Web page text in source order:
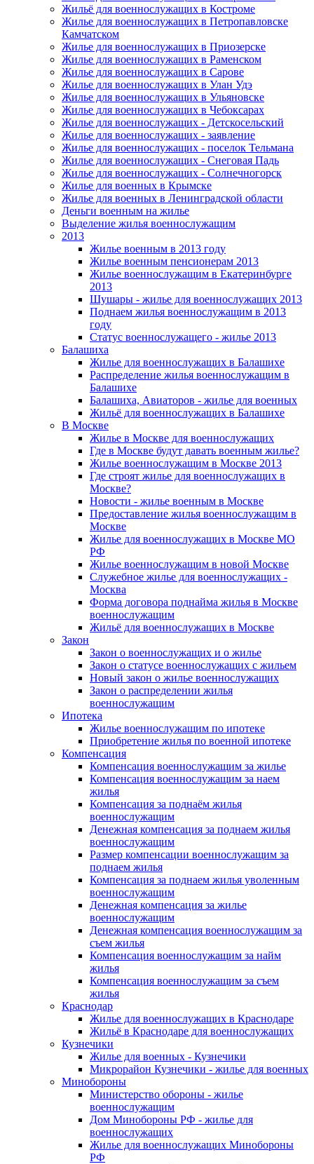
Жильё для военнослужащих в Костроме
Жилье для военнослужащих в Петропавловске
Камчатском
Жилье для военнослужащих в Приозерске
Жилье для военнослужащих в Раменском
Жилье для военнослужащих в Сарове
Жилье для военнослужащих в Улан Удэ
Жилье для военнослужащих в Ульяновске
Жилье для военнослужащих в Чебоксарах
Жилье для военнослужащих - Детскосельский
Жилье для военнослужащих - заявление
Жилье для военнослужащих - поселок Тельмана
Жилье для военнослужащих - Снеговая Падь
Жилье для военнослужащих - Солнечногорск
Жилье для военных в Крымске
Жилье для военных в Ленинградской области
Деньги военным на жилье
Выделение жилья военнослужащим
2013
Жилье военным в 2013 году
Жилье военным пенсионерам 2013
Жилье военнослужащим в Екатеринбурге
2013
Шушары - жилье для военнослужащих 2013
Поднаем жилья военнослужащим в 2013
году
Статус военнослужащего - жилье 2013
Балашиха
Жилье для военнослужащих в Балашихе
Распределение жилья военнослужащим в
Балашихе
Балашиха, Авиаторов - жилье для военных
Жильё для военнослужащих в Балашихе
В Москве
Жилье в Москве для военнослужащих
Где в Москве будут давать военным жилье?
Жилье военнослужащим в Москве 2013
Где строят жилье для военнослужащих в
Москве?
Новости - жилье военным в Москве
Предоставление жилья военнослужащим в
Москве
Жилье для военнослужащих в Москве МО
РФ
Жилье военнослужащим в новой Москве
Служебное жилье для военнослужащих -
Москва
Форма договора поднайма жилья в Москве
военнослужащим
Жильё для военнослужащих в Москве
Закон
Закон о военнослужащих и о жилье
Закон о статусе военнослужащих с жильем
Новый закон о жилье военнослужащих
Закон о распределении жилья
военнослужащим
Ипотека
Жилье военнослужащим по ипотеке
Приобретение жилья по военной ипотеке
Компенсация
Компенсация военнослужащим за жилье
Компенсация военнослужащим за наем
жилья
Компенсация за поднаём жилья
военнослужащим
Денежная компенсация за поднаем жилья
военнослужащим
Размер компенсации военнослужащим за
поднаем жилья
Компенсация за поднаем жилья уволенным
военнослужащим
Денежная компенсация за жилье
военнослужащим
Денежная компенсация военнослужащим за
съем жилья
Компенсация военнослужащим за найм
жилья
Компенсация военнослужащим за съем
жилья
Краснодар
Жилье для военнослужащих в Краснодаре
Жильё в Краснодаре для военнослужащих
Кузнечики
Жилье для военных - Кузнечики
Микрорайон Кузнечики - жилье для военных
Минобороны
Министерство обороны - жилье
военнослужащим
Дом Минобороны РФ - жилье для
военнослужащих
Жилье для военнослужащих Минобороны
РФ